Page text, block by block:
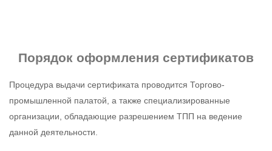
Порядок оформления сертификатов
Процедура выдачи сертификата проводится Торгово-
промышленной палатой, а также специализированные
организации, обладающие разрешением ТПП на ведение
данной деятельности.